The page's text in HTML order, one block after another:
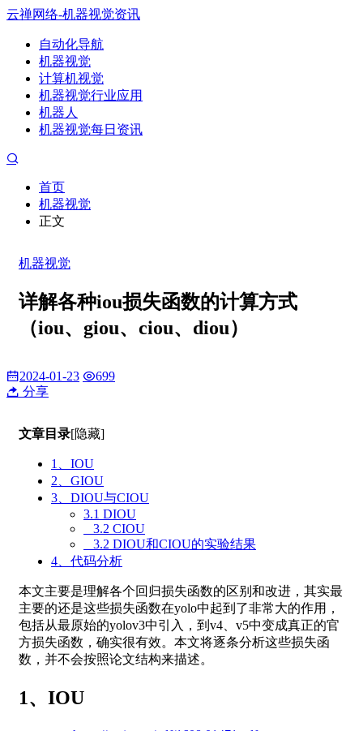
云禅网络-机器视觉资讯
自动化导航
机器视觉
计算机视觉
机器视觉行业应用
机器人
机器视觉每日资讯
首页
机器视觉
正文
机器视觉
详解各种iou损失函数的计算方式
（iou、giou、ciou、diou）
2024-01-23
699
分享
文章目录[隐藏]
1、IOU
2、GIOU
3、DIOU与CIOU
3.1 DIOU
3.2 CIOU
3.2 DIOU和CIOU的实验结果
4、代码分析
本文主要是理解各个回归损失函数的区别和改进，其实最
主要的还是这些损失函数在yolo中起到了非常大的作用，
包括从最原始的yolov3中引入，到v4、v5中变成真正的官
方损失函数，确实很有效。本文将逐条分析这些损失函
数，并不会按照论文结构来描述。
1、IOU